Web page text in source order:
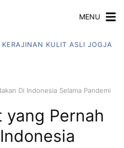
MENU
Di Indonesia Selama Pandemi
Pernah